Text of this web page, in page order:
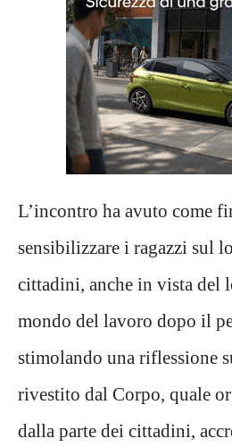
L’incontro ha avuto come
sensibilizzare i ragazzi sul
cittadini, anche in vista del
mondo del lavoro dopo il
stimolando una riflessione
rivestito dal Corpo, quale
dalla parte dei cittadini,